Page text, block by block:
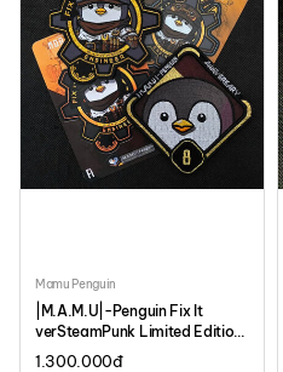
Mamu Penguin
|M.A.M.U|-Penguin Fix It
verSteamPunk Limited Edition
Set
1.300.000đ